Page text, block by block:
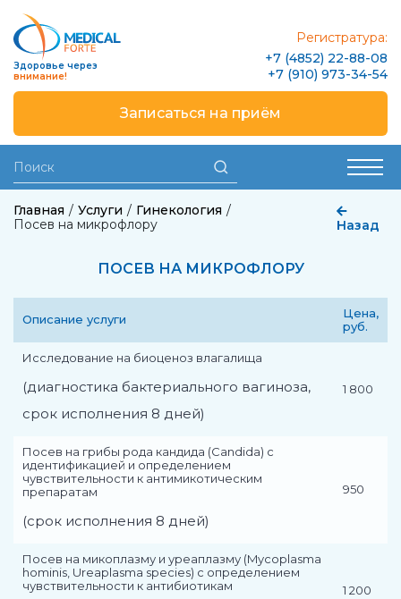
Здоровье через
внимание!
Регистратура:
+7 (4852) 22-88-08
+7 (910) 973-34-54
Записаться на приём
Главная Услуги
Гинекология
Посев на микрофлору
Назад
ПОСЕВ НА МИКРОФЛОРУ
Описание услуги
Цена,
руб.
Исследование на биоценоз влагалища
(диагностика бактериального вагиноза,
срок исполнения 8 дней)
1 800
Посев на грибы рода кандида (Candida) с
идентификацией и определением
чувствительности к антимикотическим
препаратам
(срок исполнения 8 дней)
950
Посев на микоплазму и уреаплазму (Mycoplasma
hominis, Ureaplasma species) с определением
чувствительности к антибиотикам
1 200